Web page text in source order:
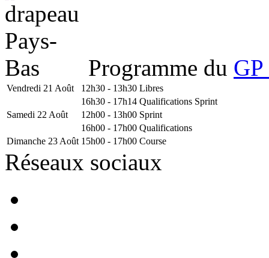
Programme du
Vendredi 21 Août 12h30 - 13h30 Libres
16h30 - 17h14 Qualifications Sprint
Samedi 22 Août
12h00 - 13h00 Sprint
16h00 - 17h00 Qualifications
Dimanche 23 Août 15h00 - 17h00 Course
Réseaux sociaux